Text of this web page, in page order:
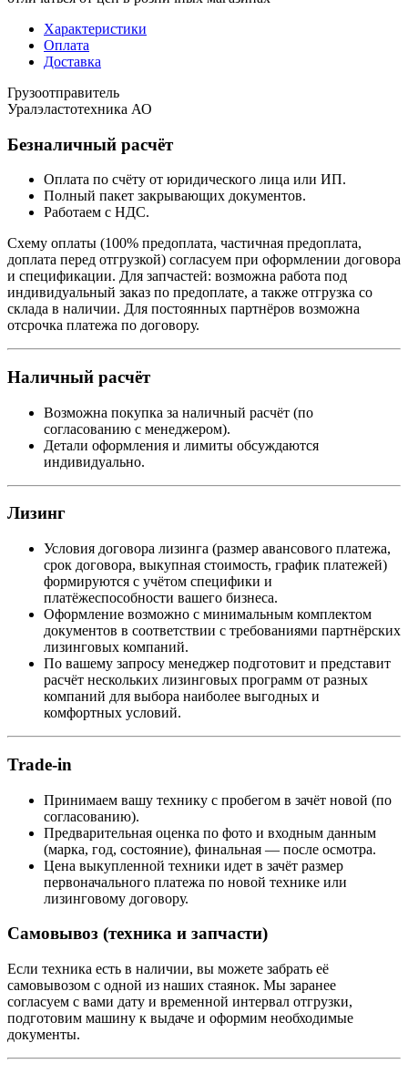
Характеристики
Оплата
Доставка
Грузоотправитель
Уралэластотехника АО
Безналичный расчёт
Оплата по счёту от юридического лица или ИП.
Полный пакет закрывающих документов.
Работаем с НДС.
Схему оплаты (100% предоплата, частичная предоплата,
доплата перед отгрузкой) согласуем при оформлении договора
и спецификации. Для запчастей: возможна работа под
индивидуальный заказ по предоплате, а также отгрузка со
склада в наличии. Для постоянных партнёров возможна
отсрочка платежа по договору.
Наличный расчёт
Возможна покупка за наличный расчёт (по
согласованию с менеджером).
Детали оформления и лимиты обсуждаются
индивидуально.
Лизинг
Условия договора лизинга (размер авансового платежа,
срок договора, выкупная стоимость, график платежей)
формируются с учётом специфики и
платёжеспособности вашего бизнеса.
Оформление возможно с минимальным комплектом
документов в соответствии с требованиями партнёрских
лизинговых компаний.
По вашему запросу менеджер подготовит и представит
расчёт нескольких лизинговых программ от разных
компаний для выбора наиболее выгодных и
комфортных условий.
Trade-in
Принимаем вашу технику с пробегом в зачёт новой (по
согласованию).
Предварительная оценка по фото и входным данным
(марка, год, состояние), финальная — после осмотра.
Цена выкупленной техники идет в зачёт размер
первоначального платежа по новой технике или
лизинговому договору.
Самовывоз (техника и запчасти)
Если техника есть в наличии, вы можете забрать её
самовывозом с одной из наших стаянок. Мы заранее
согласуем с вами дату и временной интервал отгрузки,
подготовим машину к выдаче и оформим необходимые
документы.